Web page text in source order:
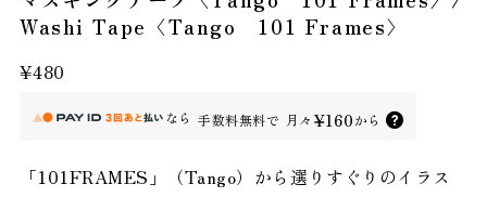
Washi Tape〈Tango 101 Frames〉
¥480
なら 手数料無料で 月々 ¥160から
「101FRAMES」（Tango）から選りすぐりのイラス